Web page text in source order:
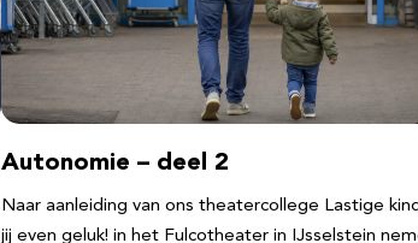
Autonomie – deel 2
Naar aanleiding van ons theatercollege Lastige
jij even geluk! in het Fulcotheater in IJsselstein